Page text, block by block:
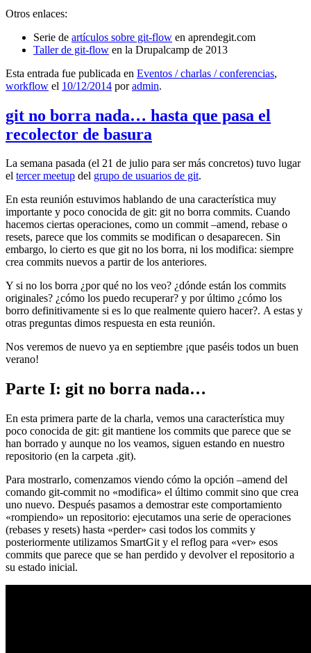
Otros enlaces:
Serie de artículos sobre git-flow en aprendegit.com
Taller de git-flow en la Drupalcamp de 2013
Esta entrada fue publicada en Eventos / charlas / conferencias,
workflow el 10/12/2014 poradmin.
git no borra nada… hasta que pasa el
recolector de basura
La semana pasada (el 21 de julio para ser más concretos) tuvo lugar
el tercer meetup del grupo de usuarios de git.
En esta reunión estuvimos hablando de una característica muy
importante y poco conocida de git: git no borra commits. Cuando
hacemos ciertas operaciones, como un commit –amend, rebase o
resets, parece que los commits se modifican o desaparecen. Sin
embargo, lo cierto es que git no los borra, ni los modifica: siempre
crea commits nuevos a partir de los anteriores.
Y si no los borra ¿por qué no los veo? ¿dónde están los commits
originales? ¿cómo los puedo recuperar? y por último ¿cómo los
borro definitivamente si es lo que realmente quiero hacer?. A estas y
otras preguntas dimos respuesta en esta reunión.
Nos veremos de nuevo ya en septiembre ¡que paséis todos un buen
verano!
Parte I: git no borra nada…
En esta primera parte de la charla, vemos una característica muy
poco conocida de git: git mantiene los commits que parece que se
han borrado y aunque no los veamos, siguen estando en nuestro
repositorio (en la carpeta .git).
Para mostrarlo, comenzamos viendo cómo la opción –amend del
comando git-commit no «modifica» el último commit sino que crea
uno nuevo. Después pasamos a demostrar este comportamiento
«rompiendo» un repositorio: ejecutamos una serie de operaciones
(rebases y resets) hasta «perder» casi todos los commits y
posteriormente utilizamos SmartGit y el reflog para «ver» esos
commits que parece que se han perdido y devolver el repositorio a
su estado inicial.